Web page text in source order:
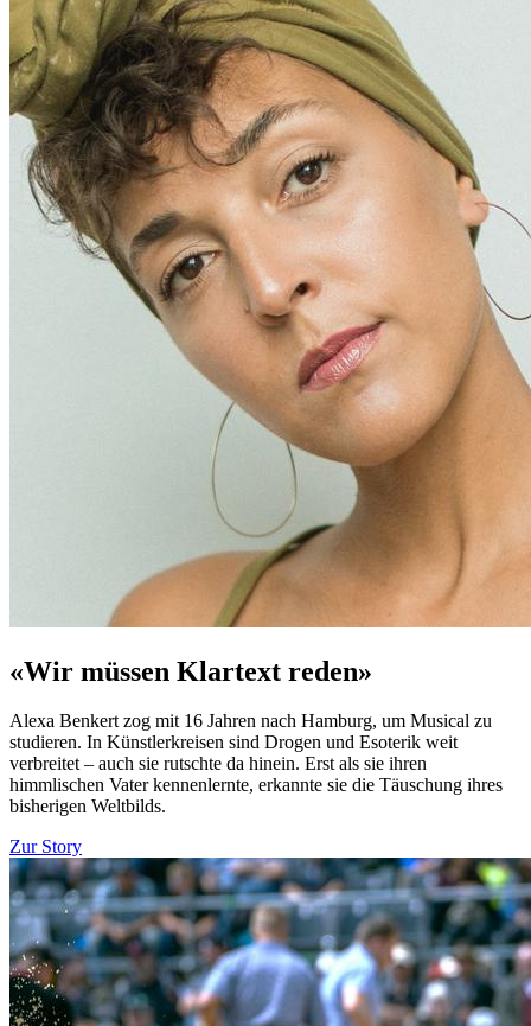
«Wir müssen Klartext reden»
Alexa Benkert zog mit 16 Jahren nach Hamburg, um Musical zu
studieren. In Künstlerkreisen sind Drogen und Esoterik weit
verbreitet – auch sie rutschte da hinein. Erst als sie ihren
himmlischen Vater kennenlernte, erkannte sie die Täuschung ihres
bisherigen Weltbilds.
Zur Story